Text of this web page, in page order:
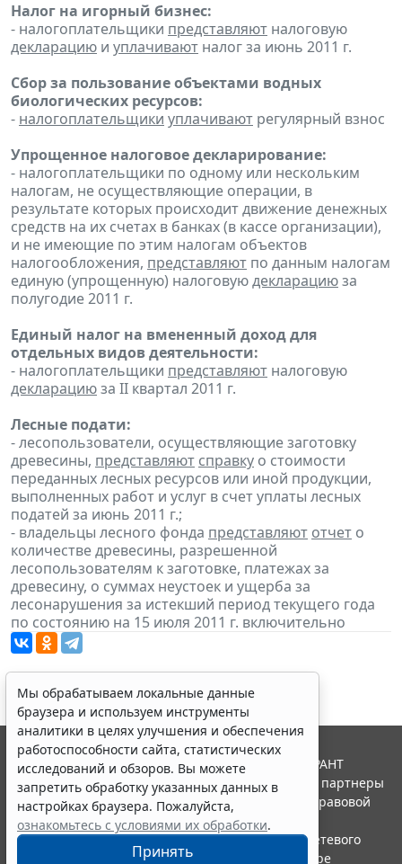
Налог на игорный бизнес:
- налогоплательщики представляют налоговую
декларацию и уплачивают налог за июнь 2011 г.
Сбор за пользование объектами водных
биологических ресурсов:
- налогоплательщики уплачивают регулярный взнос
Упрощенное налоговое декларирование:
- налогоплательщики по одному или нескольким
налогам, не осуществляющие операции, в
результате которых происходит движение денежных
средств на их счетах в банках (в кассе организации),
и не имеющие по этим налогам объектов
налогообложения, представляют по данным налогам
единую (упрощенную) налоговуюдекларациюза
полугодие 2011 г.
Единый налог на вмененный доход для
отдельных видов деятельности:
- налогоплательщики представляют налоговую
декларациюза II квартал 2011 г.
Лесные подати:
- лесопользователи, осуществляющие заготовку
древесины, представляют справку о стоимости
переданных лесных ресурсов или иной продукции,
выполненных работ и услуг в счет уплаты лесных
податей за июнь 2011 г.;
- владельцы лесного фонда представляют отчет о
количестве древесины, разрешенной
лесопользователям к заготовке, платежах за
древесину, о суммах неустоек и ущерба за
лесонарушения за истекший период текущего года
по состоянию на 15 июля 2011 г. включительно
Мы обрабатываем локальные данные
браузера и используем инструменты
аналитики в целях улучшения и обеспечения
работоспособности сайта, статистических
исследований и обзоров. Вы можете
запретить обработку указанных данных в
настройках браузера. Пожалуйста,
ознакомьтесь с условиями их обработки.
Принять
© ООО "НПП "ГАРАНТ-СЕРВИС", 2026. Система ГАРАНТ
выпускается с 1990 года. Компания "Гарант" и ее партнеры
являются участниками Российской ассоциации правовой
информации ГАРАНТ.
Портал ГАРАНТ.РУ зарегистрирован в качестве сетевого
издания Федеральной службой по надзору в сфере